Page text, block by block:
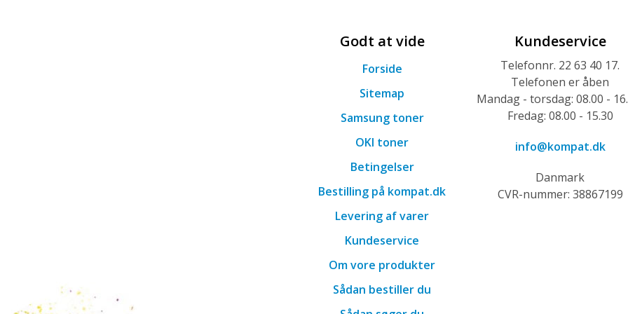
Godt at vide
Forside
Sitemap
Samsung toner
OKI toner
Betingelser
Bestilling på kompat.dk
Levering af varer
Kundeservice
Om vore produkter
Sådan bestiller du
Kundeservice
Telefonnr. 22 63 40 17.
Telefonen er åben
Mandag - torsdag: 08.00 -
Fredag: 08.00 - 15.30
info@kompat.dk
Danmark
CVR-nummer: 38867199